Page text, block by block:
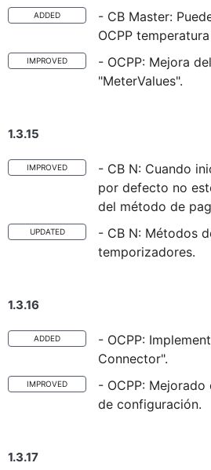
ADDED
- CB Master:
OCPP
IMPROVED
- OCPP: Mejora
"MeterValues".
1.3.15
IMPROVED
- CB N: Cuando
por defecto no
del método de
UPDATED
- CB N: Métodos
temporizadores.
1.3.16
ADDED
- OCPP:
Connector".
IMPROVED
- OCPP:
de configuración.
1.3.17